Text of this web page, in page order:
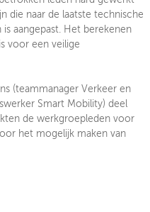
die naar de laatste technische
aangepast. Het berekenen
voor een veilige
(teammanager Verkeer en
Smart Mobility) deel
de werkgroepleden voor
het mogelijk maken van